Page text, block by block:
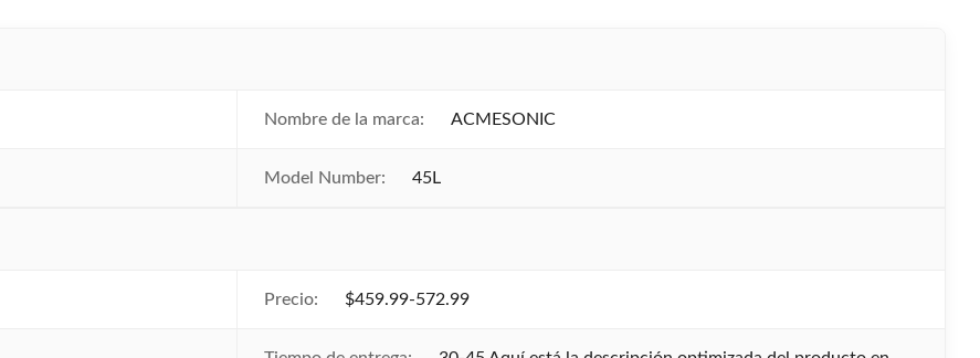
Nombre de la marca: ACMESONIC
Model Number: 45L
Precio: $459.99-572.99